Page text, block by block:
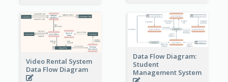
Video Rental System
Data Flow Diagram
Data Flow Diagram:
Student
Management System